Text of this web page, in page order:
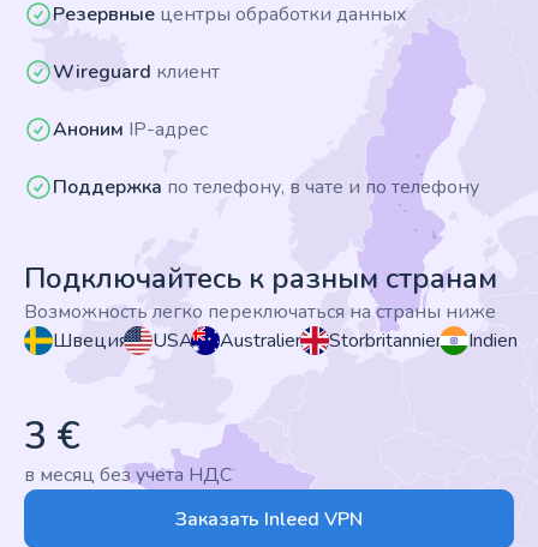
Резервные центры обработки данных
Wireguard клиент
Аноним IP-адрес
Поддержка по телефону, в чате и по телефону
Подключайтесь к разным странам
Возможность легко переключаться на страны ниже
Швеция
USA Australien Storbritannien Indien
3 €
в месяц без учета НДС
Заказать Inleed VPN